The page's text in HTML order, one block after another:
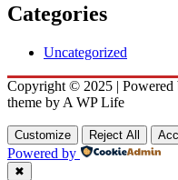
Categories
Uncategorized
Copyright © 2025 | Powered
theme by A WP Life
Customize Reject All
Powered by
✖